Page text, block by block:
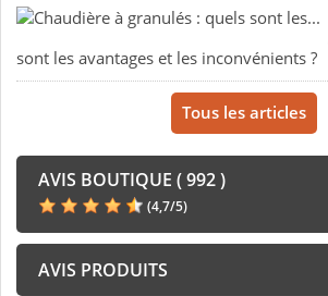
sont les avantages et les inconvénients ?
Tous les articles
AVIS BOUTIQUE ( 992 )
(4,7/5)
AVIS PRODUITS